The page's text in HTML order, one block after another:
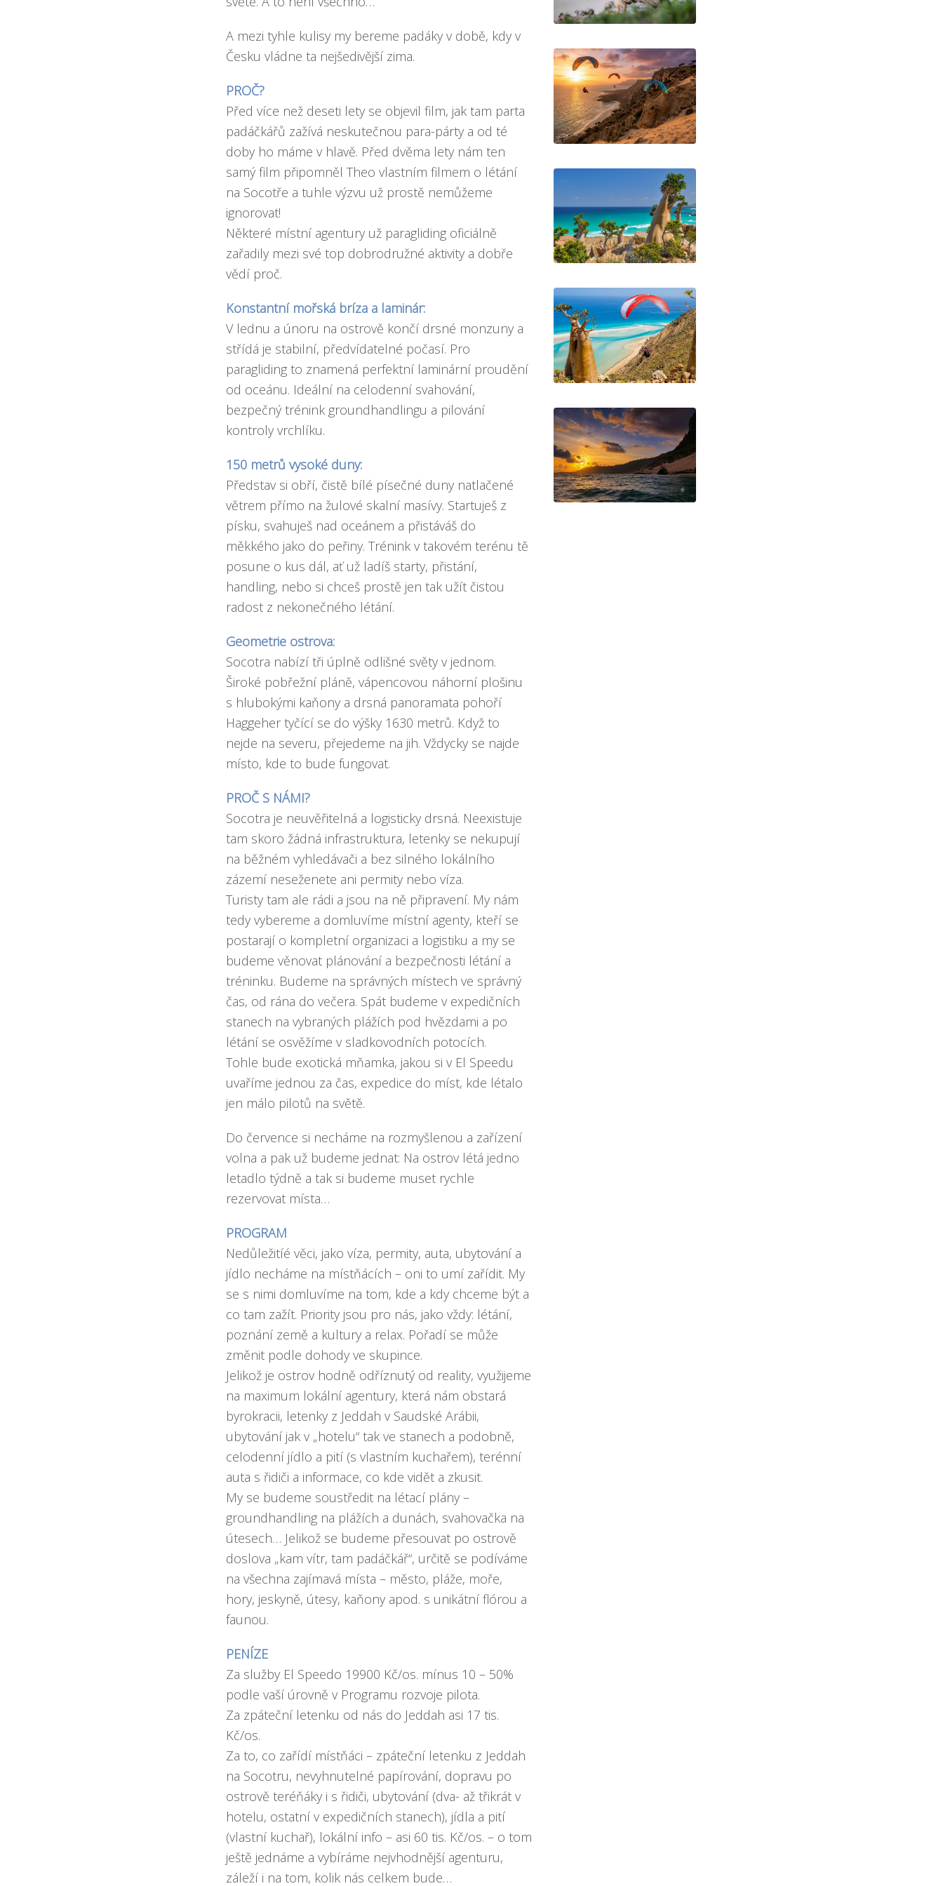
A mezi tyhle kulisy my bereme padáky v době, kdy v
Česku vládne ta nejšedivější zima.
PROČ?
Před více než deseti lety se objevil film, jak tam parta
padáčkářů zažívá neskutečnou para-párty a od té
doby ho máme v hlavě. Před dvěma lety nám ten
samý film připomněl Theo vlastním filmem o létání
na Socotře a tuhle výzvu už prostě nemůžeme
ignorovat!
Některé místní agentury už paragliding oficiálně
zařadily mezi své top dobrodružné aktivity a dobře
vědí proč.
Konstantní mořská bríza a laminár:
V lednu a únoru na ostrově končí drsné monzuny a
střídá je stabilní, předvídatelné počasí. Pro
paragliding to znamená perfektní laminární proudění
od oceánu. Ideální na celodenní svahování,
bezpečný trénink groundhandlingu a pilování
kontroly vrchlíku.
150 metrů vysoké duny:
Představ si obří, čistě bílé písečné duny natlačené
větrem přímo na žulové skalní masívy. Startuješ z
písku, svahuješ nad oceánem a přistáváš do
měkkého jako do peřiny. Trénink v takovém terénu tě
posune o kus dál, ať už ladíš starty, přistání,
handling, nebo si chceš prostě jen tak užít čistou
radost z nekonečného létání.
Geometrie ostrova:
Socotra nabízí tři úplně odlišné světy v jednom.
Široké pobřežní pláně, vápencovou náhorní plošinu
s hlubokými kaňony a drsná panoramata pohoří
Haggeher tyčící se do výšky 1630 metrů. Když to
nejde na severu, přejedeme na jih. Vždycky se najde
místo, kde to bude fungovat.
PROČ S NÁMI?
Socotra je neuvěřitelná a logisticky drsná. Neexistuje
tam skoro žádná infrastruktura, letenky se nekupují
na běžném vyhledávači a bez silného lokálního
zázemí neseženete ani permity nebo víza.
Turisty tam ale rádi a jsou na ně připravení. My nám
tedy vybereme a domluvíme místní agenty, kteří se
postarají o kompletní organizaci a logistiku a my se
budeme věnovat plánování a bezpečnosti létání a
tréninku. Budeme na správných místech ve správný
čas, od rána do večera. Spát budeme v expedičních
stanech na vybraných plážích pod hvězdami a po
létání se osvěžíme v sladkovodních potocích.
Tohle bude exotická mňamka, jakou si v El Speedu
uvaříme jednou za čas, expedice do míst, kde létalo
jen málo pilotů na světě.
Do července si necháme na rozmyšlenou a zařízení
volna a pak už budeme jednat: Na ostrov létá jedno
letadlo týdně a tak si budeme muset rychle
rezervovat místa…
PROGRAM
Nedůležitíé věci, jako víza, permity, auta, ubytování a
jídlo necháme na místňácích – oni to umí zařídit. My
se s nimi domluvíme na tom, kde a kdy chceme být a
co tam zažít. Priority jsou pro nás, jako vždy: létání,
poznání země a kultury a relax. Pořadí se může
změnit podle dohody ve skupince.
Jelikož je ostrov hodně odříznutý od reality, využijeme
na maximum lokální agentury, která nám obstará
byrokracii, letenky z Jeddah v Saudské Arábii,
ubytování jak v „hotelu“ tak ve stanech a podobně,
celodenní jídlo a pití (s vlastním kuchařem), terénní
auta s řidiči a informace, co kde vidět a zkusit.
My se budeme soustředit na létací plány –
groundhandling na plážích a dunách, svahovačka na
útesech… Jelikož se budeme přesouvat po ostrově
doslova „kam vítr, tam padáčkář“, určitě se podíváme
na všechna zajímavá místa – město, pláže, moře,
hory, jeskyně, útesy, kaňony apod. s unikátní flórou a
faunou.
PENÍZE
Za služby El Speedo 19900 Kč/os. mínus 10 – 50%
podle vaší úrovně v Programu rozvoje pilota.
Za zpáteční letenku od nás do Jeddah asi 17 tis.
Kč/os.
Za to, co zařídí místňáci – zpáteční letenku z Jeddah
na Socotru, nevyhnutelné papírování, dopravu po
ostrově teréňáky i s řidiči, ubytování (dva- až třikrát v
hotelu, ostatní v expedičních stanech), jídla a pití
(vlastní kuchař), lokální info – asi 60 tis. Kč/os. – o tom
ještě jednáme a vybíráme nejvhodnější agenturu,
záleží i na tom, kolik nás celkem bude…